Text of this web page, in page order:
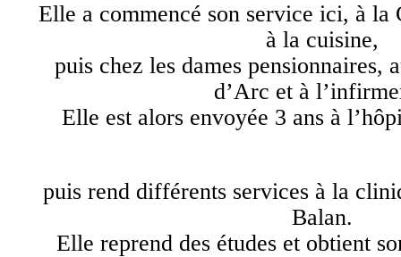
Elle a commencé son service ici, à la
à la cuisine,
puis chez les dames pensionnaires,
d’Arc et à
Elle est alors envoyée 3 ans à
puis rend différents services à la
Balan.
Elle reprend des études et obtient